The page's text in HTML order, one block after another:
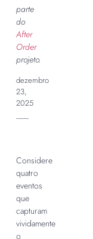
parte
do
After
Order
projeto.
dezembro
23,
2025
Considere
quatro
eventos
que
capturam
vividamente
o